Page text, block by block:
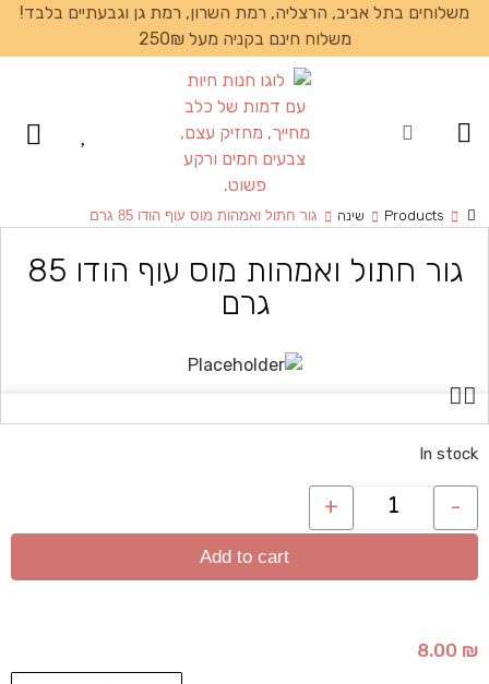
משלוחים בתל אביב, הרצליה, רמת השרון, רמת גן וגבעתיים בלבד!
משלוח חינם בקניה מעל 250₪
Products שינה גור חתול ואמהות מוס עוף הודו 85 גרם
גור חתול ואמהות מוס עוף הודו 85
גרם
In stock
-
+
Add to cart
8.00 ₪